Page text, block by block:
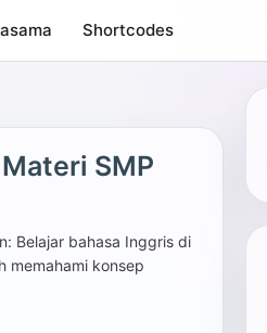
Shortcodes
SMP
Belajar bahasa Inggris di
memahami konsep